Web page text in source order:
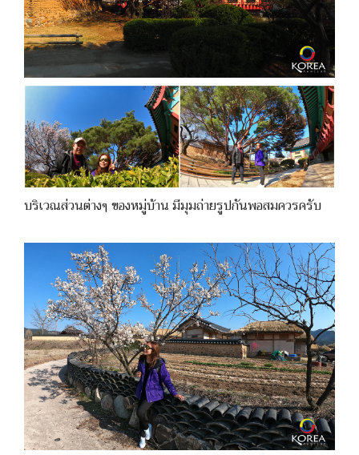
บริเวณส่วนต่างๆ ของหมู่บ้าน มีมุมถ่ายรูปกันพอสมควรครับ